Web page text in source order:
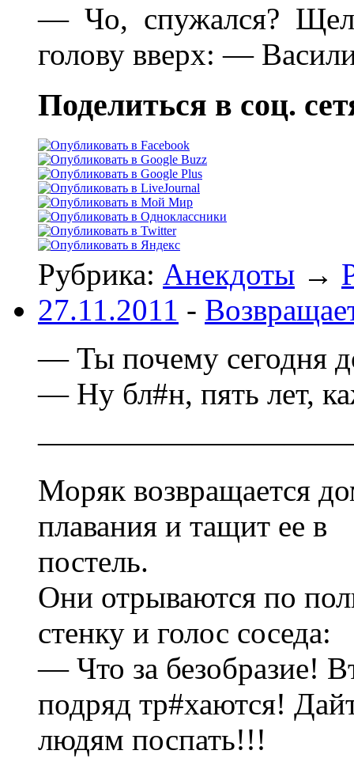
— Чо, спужался?
голову вверх: —
Поделиться в соц.
Рубрика: Анекдоты →
27.11.2011 -
— Ты почему сегодня
— Ну бл#н, пять лет,
Моряк возвращается
плавания и тащит ее в
постель.
Они отрываются по
стенку и голос соседа:
— Что за безобразие!
подряд тр#хаются!
людям поспать!!!